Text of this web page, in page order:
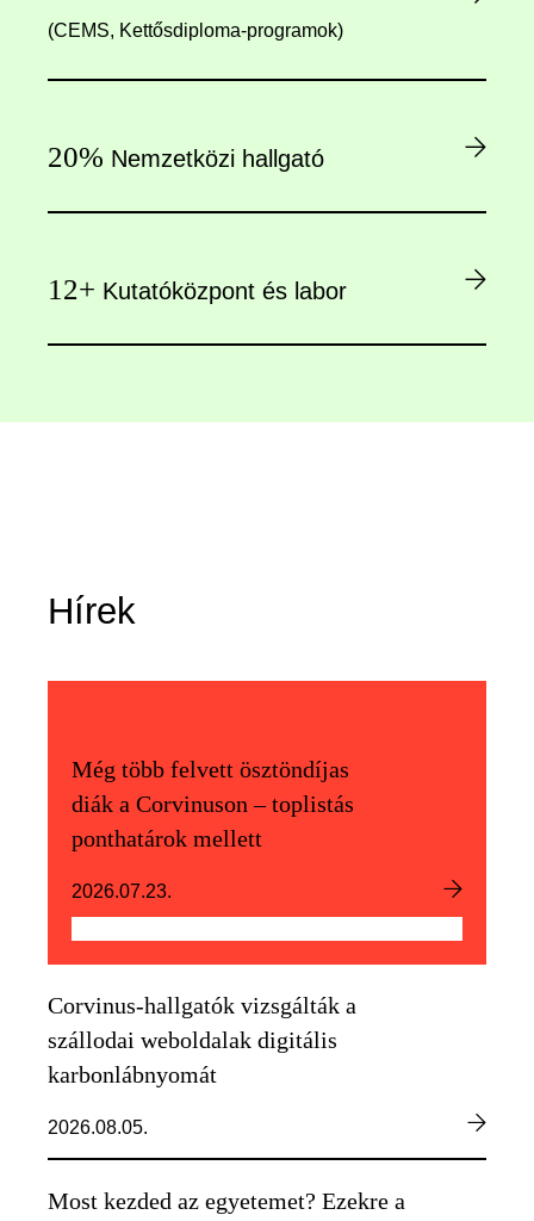
(CEMS, Kettősdiploma-programok)
20% Nemzetközi hallgató
12+ Kutatóközpont és labor
Hírek
Még több felvett ösztöndíjas
diák a Corvinuson – toplistás
ponthatárok mellett
2026.07.23.
Corvinus-hallgatók vizsgálták a
szállodai weboldalak digitális
karbonlábnyomát
2026.08.05.
Most kezded az egyetemet? Ezekre a